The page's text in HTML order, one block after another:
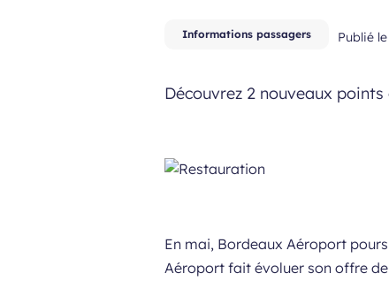
Informations passagers Publié
Découvrez 2 nouveaux
En mai, Bordeaux Aéroport
Aéroport fait évoluer son offre